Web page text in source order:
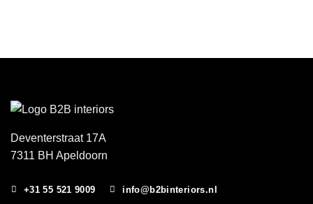
Deventerstraat 17A
7311 BH Apeldoorn
+31 55 521 9009 info@b2binteriors.nl